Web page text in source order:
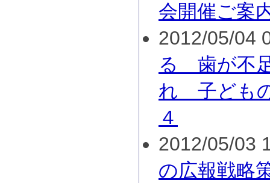
会開催ご案
2012/05/04
る 歯が不
れ 子ども
４
2012/05/03
の広報戦略